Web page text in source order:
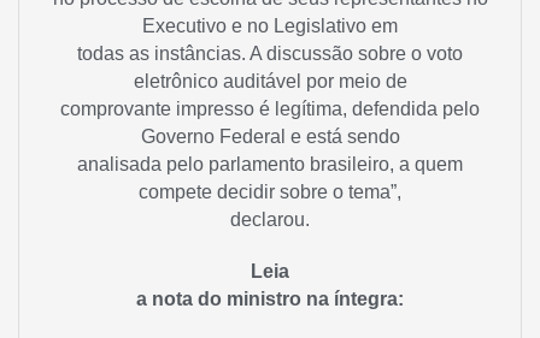
Executivo e no Legislativo em
todas as instâncias. A discussão sobre o voto
eletrônico auditável por meio de
comprovante impresso é legítima, defendida pelo
Governo Federal e está sendo
analisada pelo parlamento brasileiro, a quem
compete decidir sobre o tema”,
declarou.
Leia
a nota do ministro na íntegra: